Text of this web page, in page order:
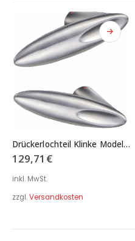
Drückerlochteil Klinke Modell 2583 für Serie H01 Hotel | B02-RF Beschlag
129,71 €
inkl. MwSt.
zzgl.Versandkosten